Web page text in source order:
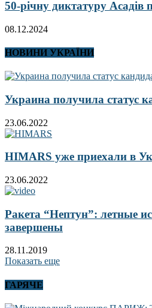
50-річну диктатуру Асадів
08.12.2024
НОВИНИ УКРАЇНИ
Украина получила статус
23.06.2022
HIMARS уже приехали в
23.06.2022
Ракета “Нептун”: летные
завершены
28.11.2019
Показать еще
ГАРЯЧЕ